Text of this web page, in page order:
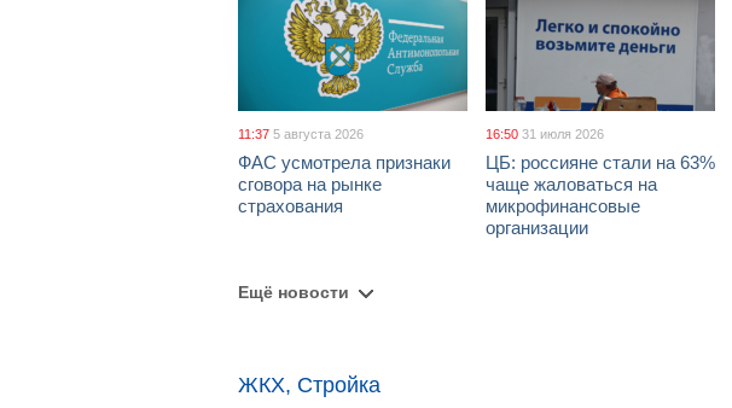
11:37 5 августа 2026
ФАС усмотрела признаки
сговора на рынке
страхования
16:50 31 июля 2026
ЦБ: россияне стали на 63%
чаще жаловаться на
микрофинансовые
организации
Ещё новости
ЖКХ, Стройка